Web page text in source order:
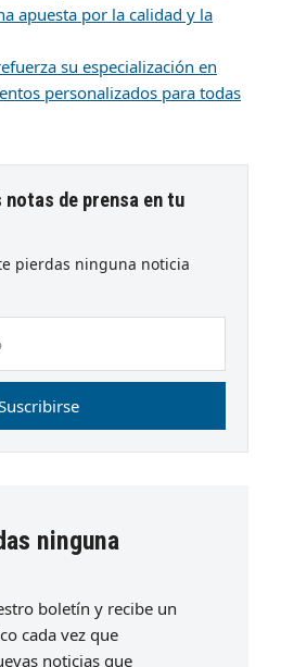
apuesta por la calidad y la
su especialización en
personalizados para todas
de prensa en tu
pierdas ninguna noticia
ninguna
boletín y recibe un
cada vez que
noticias que